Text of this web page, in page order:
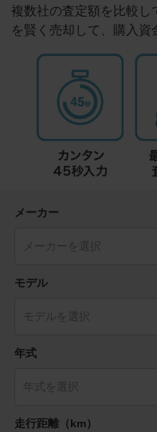
複数社の査定額を比較し
を賢く売却して、購入資
メーカー
モデル
年式
走行距離（km）